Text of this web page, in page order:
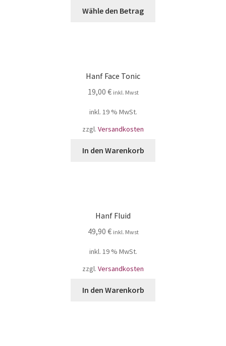
Wähle den Betrag
Hanf Face Tonic
19,00 € inkl. Mwst
inkl. 19 % MwSt.
zzgl. Versandkosten
In den Warenkorb
Hanf Fluid
49,90 € inkl. Mwst
inkl. 19 % MwSt.
zzgl. Versandkosten
In den Warenkorb